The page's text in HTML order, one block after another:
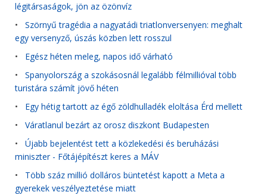
légitársaságok, jön az özönvíz
• Szörnyű tragédia a nagyatádi triatlonversenyen: meghalt
egy versenyző, úszás közben lett rosszul
• Egész héten meleg, napos idő várható
• Spanyolország a szokásosnál legalább félmillióval több
turistára számít jövő héten
• Egy hétig tartott az égő zöldhulladék eloltása Érd mellett
• Váratlanul bezárt az orosz diszkont Budapesten
• Újabb bejelentést tett a közlekedési és beruházási
miniszter - Főtájépítészt keres a MÁV
• Több száz millió dolláros büntetést kapott a Meta a
gyerekek veszélyeztetése miatt